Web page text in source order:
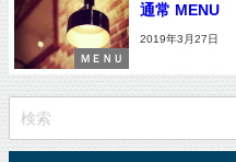
ＭＥＮＵ
通常 MENU
2019年3月27日